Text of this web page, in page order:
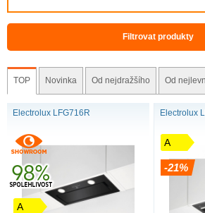
Hob2Hood® pro pohodlné
FunkceHob2Hood®
propojení varné desky s
intenzitu odsávání podle výkonu
máte volné ruce a můžete se
Jak vybrat varnou desku
Nevíte si rady s výběrem
Pomůžeme vám. Náš
hlavní rozdíly mezi jednotlivými
které parametry se zaměřit,
zvolili tu pravou.
Filtrovat produkty
TOP Novinka Od nejdražšího Od
Electrolux LFG716R
A
Electrolux
A
-21%